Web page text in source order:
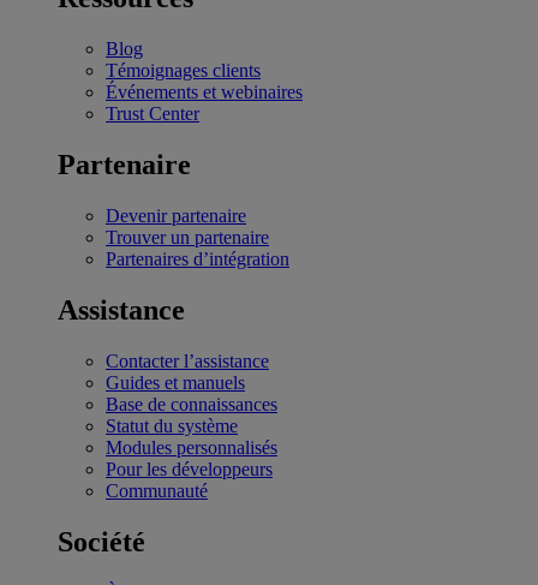
Blog
Témoignages clients
Événements et webinaires
Trust Center
Partenaire
Devenir partenaire
Trouver un partenaire
Partenaires d’intégration
Assistance
Contacter l’assistance
Guides et manuels
Base de connaissances
Statut du système
Modules personnalisés
Pour les développeurs
Communauté
Société